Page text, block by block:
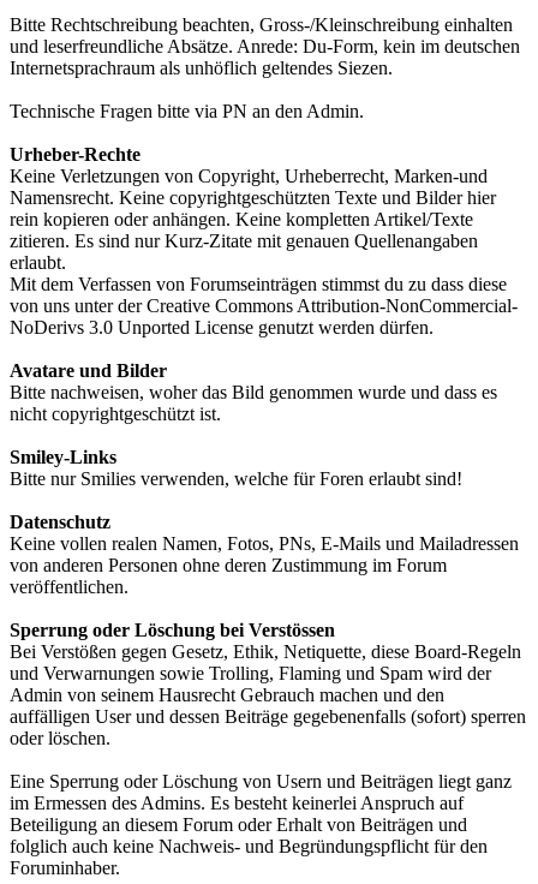
Bitte Rechtschreibung beachten, Gross-/Kleinschreibung einhalten
und leserfreundliche Absätze. Anrede: Du-Form, kein im deutschen
Internetsprachraum als unhöflich geltendes Siezen.
Technische Fragen bitte via PN an den Admin.
Urheber-Rechte
Keine Verletzungen von Copyright, Urheberrecht, Marken-und
Namensrecht. Keine copyrightgeschützten Texte und Bilder hier
rein kopieren oder anhängen. Keine kompletten Artikel/Texte
zitieren. Es sind nur Kurz-Zitate mit genauen Quellenangaben
erlaubt.
Mit dem Verfassen von Forumseinträgen stimmst du zu dass diese
von uns unter der Creative Commons Attribution-NonCommercial-
NoDerivs 3.0 Unported License genutzt werden dürfen.
Avatare und Bilder
Bitte nachweisen, woher das Bild genommen wurde und dass es
nicht copyrightgeschützt ist.
Smiley-Links
Bitte nur Smilies verwenden, welche für Foren erlaubt sind!
Datenschutz
Keine vollen realen Namen, Fotos, PNs, E-Mails und Mailadressen
von anderen Personen ohne deren Zustimmung im Forum
veröffentlichen.
Sperrung oder Löschung bei Verstössen
Bei Verstößen gegen Gesetz, Ethik, Netiquette, diese Board-Regeln
und Verwarnungen sowie Trolling, Flaming und Spam wird der
Admin von seinem Hausrecht Gebrauch machen und den
auffälligen User und dessen Beiträge gegebenenfalls (sofort) sperren
oder löschen.
Eine Sperrung oder Löschung von Usern und Beiträgen liegt ganz
im Ermessen des Admins. Es besteht keinerlei Anspruch auf
Beteiligung an diesem Forum oder Erhalt von Beiträgen und
folglich auch keine Nachweis- und Begründungspflicht für den
Foruminhaber.